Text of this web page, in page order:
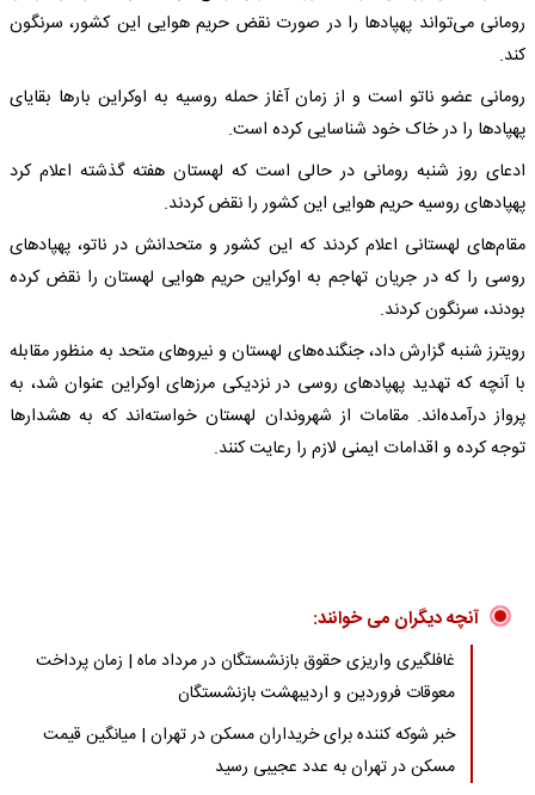
رومانی می‌تواند پهپادها را در صورت نقض حریم هوایی این کشور، سرنگون
کند.
رومانی عضو ناتو است و از زمان آغاز حمله روسیه به اوکراین بارها بقایای
پهپادها را در خاک خود شناسایی کرده است.
ادعای روز شنبه رومانی در حالی است که لهستان هفته گذشته اعلام کرد
پهپادهای روسیه حریم هوایی این کشور را نقض کردند.
مقام‌های لهستانی اعلام کردند که این کشور و متحدانش در ناتو، پهپادهای
روسی را که در جریان تهاجم به اوکراین حریم هوایی لهستان را نقض کرده
بودند، سرنگون کردند.
رویترز شنبه گزارش داد، جنگنده‌های لهستان و نیروهای متحد به منظور مقابله
با آنچه که تهدید پهپادهای روسی در نزدیکی مرزهای اوکراین عنوان شد، به
پرواز درآمده‌اند. مقامات از شهروندان لهستان خواسته‌اند که به هشدارها
توجه کرده و اقدامات ایمنی لازم را رعایت کنند.
آنچه دیگران می خوانند:
غافلگیری واریزی حقوق بازنشستگان در مرداد ماه | زمان پرداخت
معوقات فروردین و اردیبهشت بازنشستگان
خبر شوکه کننده برای خریداران مسکن در تهران | میانگین قیمت
مسکن در تهران به عدد عجیبی رسید